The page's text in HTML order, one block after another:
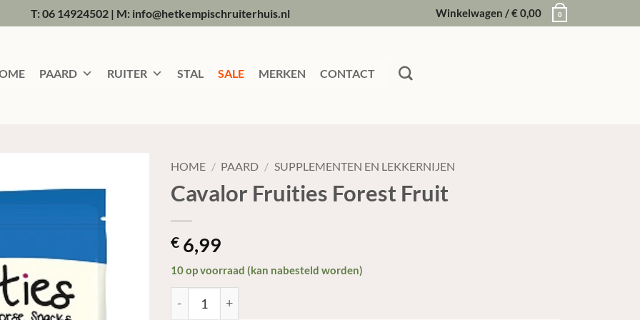
T: 06 14924502| M: info@hetkempischruiterhuis.nl Winkelwagen /€0,00 0
PAARD RUITER STAL SALE MERKEN CONTACT
HOME / PAARD / SUPPLEMENTEN EN LEKKERNIJEN
Cavalor Fruities Forest Fruit
€ 6,99
10 op voorraad (kan nabesteld worden)